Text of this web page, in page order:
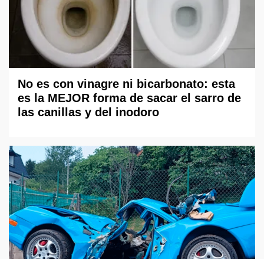
No es con vinagre ni bicarbonato: esta
es la MEJOR forma de sacar el sarro de
las canillas y del inodoro